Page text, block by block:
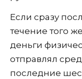
Если сразу
течение того
деньги
отправлял
последние